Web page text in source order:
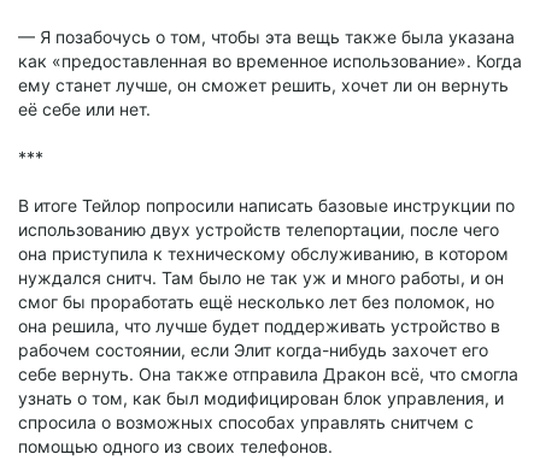
— Я позабочусь о том, чтобы эта вещь также была указана
как «предоставленная во временное использование». Когда
ему станет лучше, он сможет решить, хочет ли он вернуть
её себе или нет.
***
В итоге Тейлор попросили написать базовые инструкции по
использованию двух устройств телепортации, после чего
она приступила к техническому обслуживанию, в котором
нуждался снитч. Там было не так уж и много работы, и он
смог бы проработать ещё несколько лет без поломок, но
она решила, что лучше будет поддерживать устройство в
рабочем состоянии, если Элит когда-нибудь захочет его
себе вернуть. Она также отправила Дракон всё, что смогла
узнать о том, как был модифицирован блок управления, и
спросила о возможных способах управлять снитчем с
помощью одного из своих телефонов.